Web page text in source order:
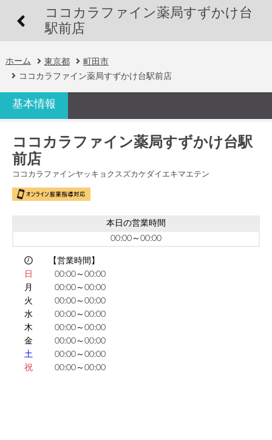
ココカラファイン薬局すずかけ台
駅前店
ホーム 東京都
町田市
ココカラファイン薬局すずかけ台駅前店
基本情報
ココカラファイン薬局すずかけ台駅
前店
ココカラファインヤッキョクスズカケダイエキマエテン
本日の営業時間
00:00～00:00
【営業時間】
日
00:00～00:00
月
00:00～00:00
火
00:00～00:00
水
00:00～00:00
木
00:00～00:00
金
00:00～00:00
土
00:00～00:00
祝
00:00～00:00